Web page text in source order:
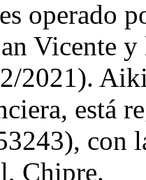
operado
Vicente
2021).
está
con
Chipre.